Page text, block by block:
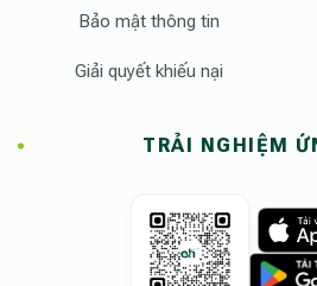
Bảo mật thông tin
Giải quyết khiếu nại
TRẢI NGHIỆM